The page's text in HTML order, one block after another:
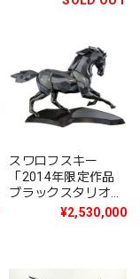
スワロフスキー
「2014年限定作品
ブラックスタリオン
(2014 - Limited
Edition - Black
¥2,530,000